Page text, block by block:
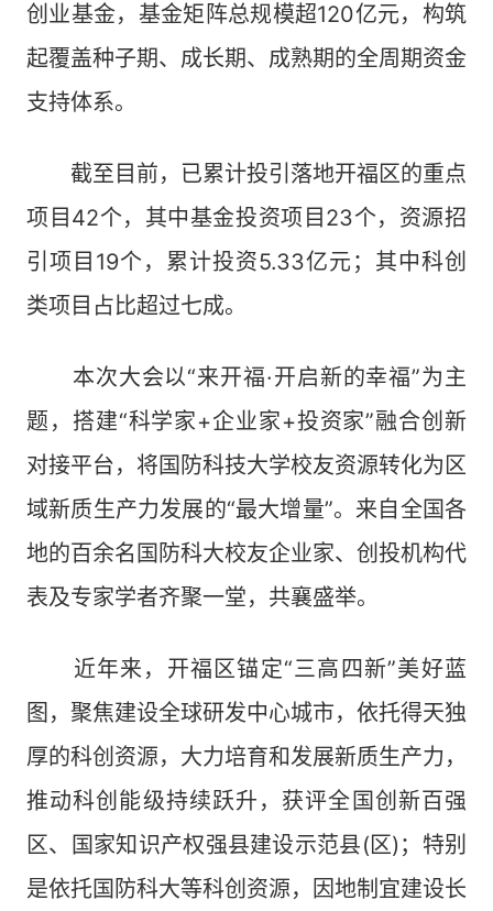
创业基金，基金矩阵总规模超120亿元，构筑
起覆盖种子期、成长期、成熟期的全周期资金
支持体系。
截至目前，已累计投引落地开福区的重点
项目42个，其中基金投资项目23个，资源招
引项目19个，累计投资5.33亿元；其中科创
类项目占比超过七成。
本次大会以“来开福·开启新的幸福”为主
题，搭建“科学家+企业家+投资家”融合创新
对接平台，将国防科技大学校友资源转化为区
域新质生产力发展的“最大增量”。来自全国各
地的百余名国防科大校友企业家、创投机构代
表及专家学者齐聚一堂，共襄盛举。
近年来，开福区锚定“三高四新”美好蓝
图，聚焦建设全球研发中心城市，依托得天独
厚的科创资源，大力培育和发展新质生产力，
推动科创能级持续跃升，获评全国创新百强
区、国家知识产权强县建设示范县(区)；特别
是依托国防科大等科创资源，因地制宜建设长